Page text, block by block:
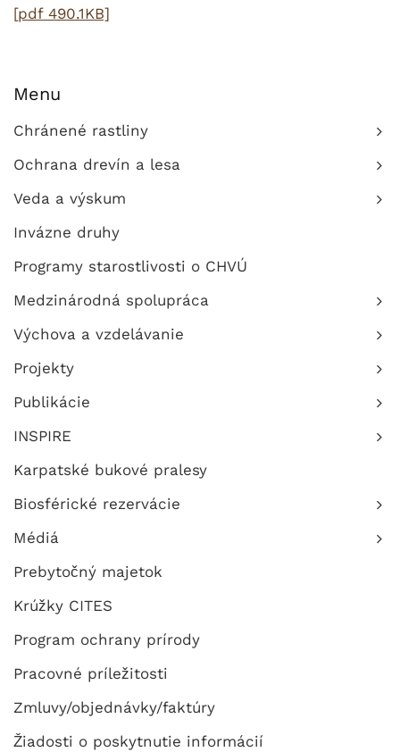
[pdf 490.1KB]
Menu
Chránené rastliny
Ochrana drevín a lesa
Veda a výskum
Invázne druhy
Programy starostlivosti o CHVÚ
Medzinárodná spolupráca
Výchova a vzdelávanie
Projekty
Publikácie
INSPIRE
Karpatské bukové pralesy
Biosférické rezervácie
Médiá
Prebytočný majetok
Krúžky CITES
Program ochrany prírody
Pracovné príležitosti
Zmluvy/objednávky/faktúry
Žiadosti o poskytnutie informácií